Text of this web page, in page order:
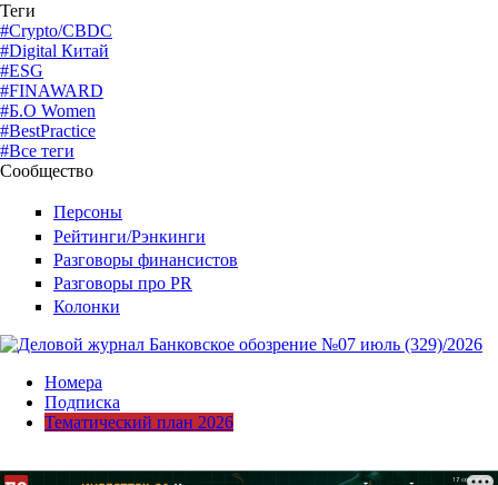
Теги
#Crypto/CBDC
#Digital Китай
#ESG
#FINAWARD
#Б.О Women
#BestPractice
#Все теги
Сообщество
Персоны
Рейтинги/Рэнкинги
Разговоры финансистов
Разговоры про PR
Колонки
Номера
Подписка
Тематический план 2026